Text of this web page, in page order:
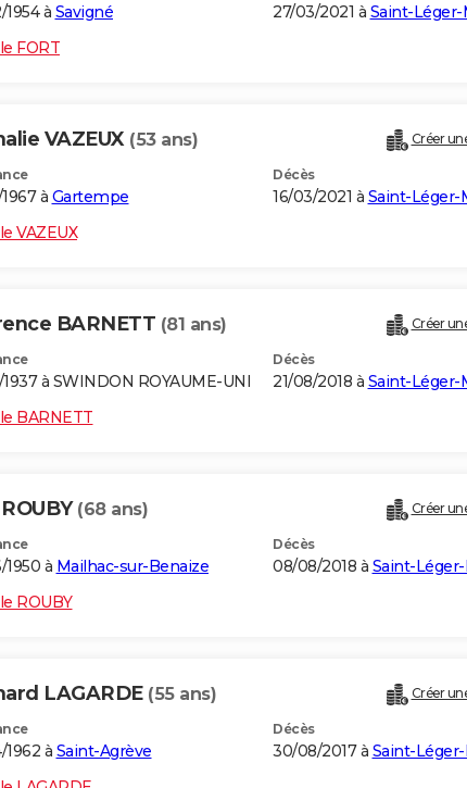
à Savigné 27/03/2021 à Saint-Léger-
FORT
VAZEUX (53 ans) Créer
à Gartempe
Décès
16/03/2021 à Saint-Léger-
VAZEUX
BARNETT (81 ans) Créer
à SWINDON ROYAUME-UNI
Décès
21/08/2018 à Saint-Léger-
BARNETT
(68 ans) Créer
à Mailhac-sur-Benaize
Décès
08/08/2018 à Saint-
ROUBY
LAGARDE (55 ans) Créer
à Saint-Agrève
Décès
30/08/2017 à Saint-